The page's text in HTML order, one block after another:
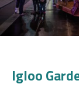
Igloo